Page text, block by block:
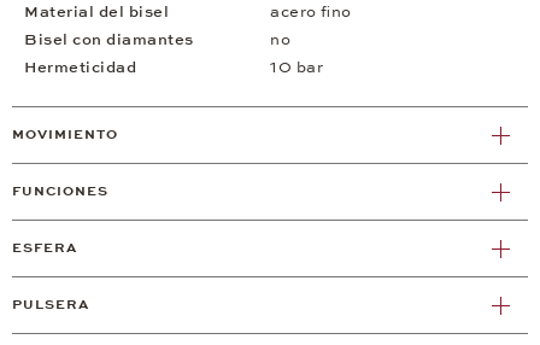
Material del bisel
acero fino
Bisel con diamantes
no
Hermeticidad
10 bar
MOVIMIENTO
FUNCIONES
ESFERA
PULSERA